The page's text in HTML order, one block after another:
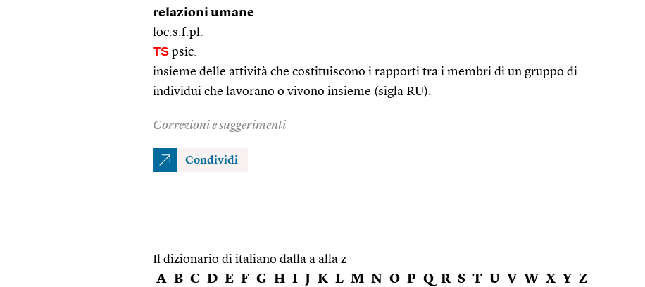
relazioni umane
loc.s.f.pl.
TS psic.
insieme delle attività che costituiscono i rapporti tra i membri di un gruppo di
individui che lavorano o vivono insieme (sigla RU).
Correzioni e suggerimenti
Condividi
Il dizionario di italiano dalla a alla z
A B C D E F G H I J K L M N O P Q R S T U V W X Y Z